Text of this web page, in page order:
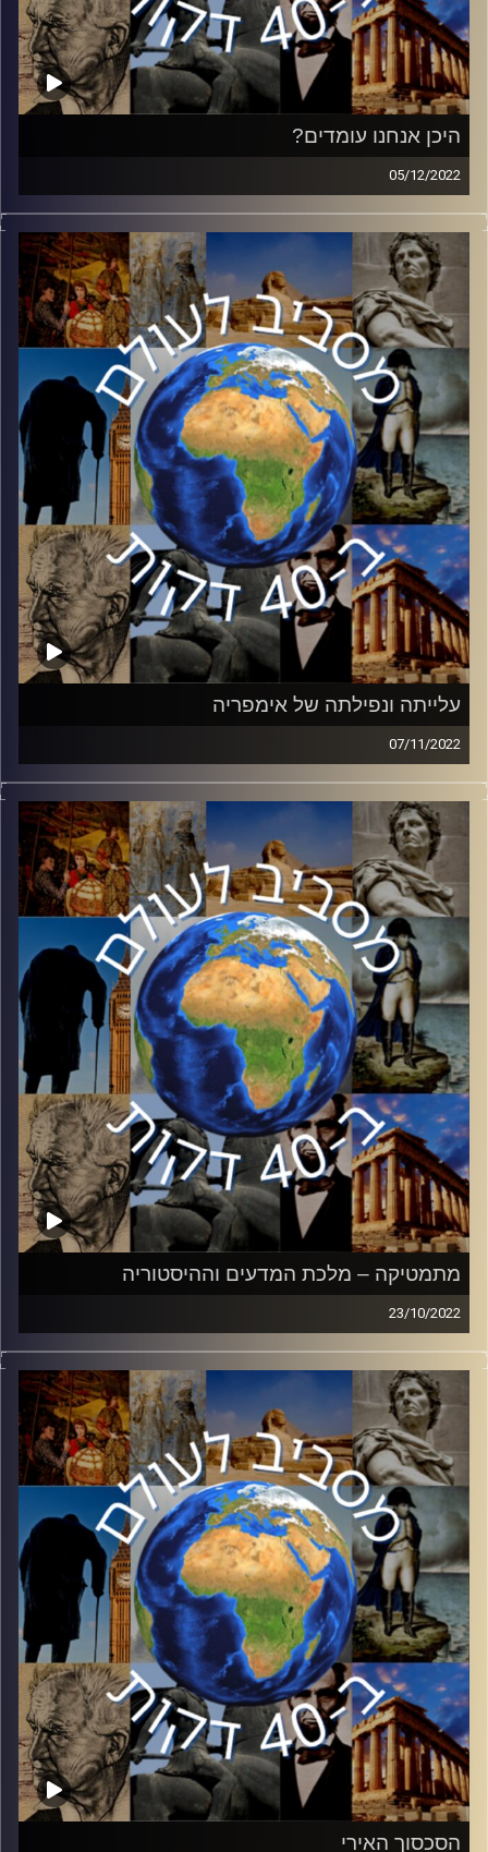
היכן אנחנו עומדים?
05/12/2022
הסכסוך הישראלי פלסטיני נמצא במבוי סתום בשנים
האחרונות, כאשר שני הצדדים רחוקים מאוד אחד מהשני.
בפרק זה אלוף משנה במיל׳ גרישה יעקוקוביץ, מי שחי את
הסכסוך כאיש צבא וכאיש עסקים – יסביר את הדינמיקות
המתרחשות בשטח ולאן אנחנו הולכים.
קרדיט תמונות:יוסי מצרי
עלייתה ונפילתה של אימפריה
07/11/2022
היום לפני 105 שנים, התרחשה ברוסיה ״מהפכת אוקטובר״
שסימלה את סוף שלטונו של הצאר והקמתה של המדינה
הקומוניסטית הראשונה – ברית המועצות. בפרק זה פרופסור
יונתן דקל – חן, מהאוניברסיטה העברית, יסקור את ברית
המועצות על שלל תחומיה: המנהיגים, ההחלטות החשובות
והשפעתה של ברית המועצות על העולם.
Сегодня, 105 лет назад, в Российской империи
произошла «Октябрьская революция», котороя
ознаменовала собой конец царской эпохи и
создание первого коммунистического государства –
Союза Советских Социалистических Республик
(СССР).
В этой серии мы поговорим о предводителях,
решениях и влиянии СССР на мир.
קרדיט תמונות:יוסי מצרי
מתמטיקה – מלכת המדעים וההיסטוריה
23/10/2022
השפעתה של המתמטיקה על המדעים השונים קריטית וניכרת
גם בהשפעתה הרבה על ההיסטוריה ועל האומנות.
בפרק זה ד״ר דן אופיר יסקור את השפעתה של מלכת המדעים
על תהליכים חשובים ששינו את העולם.
קרדיט תמונות:יוסי מצרי
הסכסוך האירי